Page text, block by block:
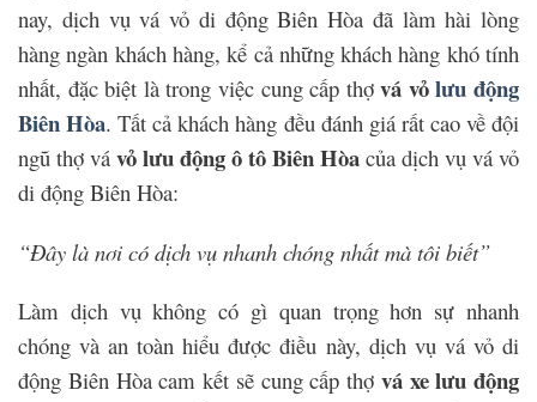
nay, dịch vụ vá vỏ di động Biên Hòa đã làm hài lòng
hàng ngàn khách hàng, kể cả những khách hàng khó tính
nhất, đặc biệt là trong việc cung cấp thợvá vỏlưu động
Biên Hòa. Tất cả khách hàng đều đánh giá rất cao về đội
ngũ thợ vá vỏ lưu động ô tô Biên Hòa của dịch vụ vá vỏ
di động Biên Hòa:
“Đây là nơi có dịch vụ nhanh chóng nhất mà tôi biết”
Làm dịch vụ không có gì quan trọng hơn sự nhanh
chóng và an toàn hiểu được điều này, dịch vụ vá vỏ di
động Biên Hòa cam kết sẽ cung cấp thợ vá xe lưu động